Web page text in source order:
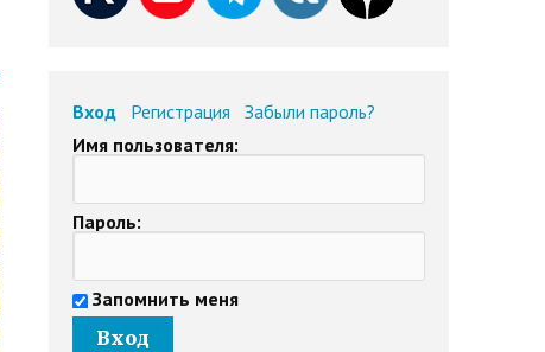
Вход Регистрация
Забыли пароль?
Имя пользователя:
Пароль:
Запомнить меня